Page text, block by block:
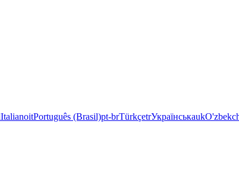
ItalianoitPortuguês (Brasil)pt-brTürkçetrУкраїнськаuk